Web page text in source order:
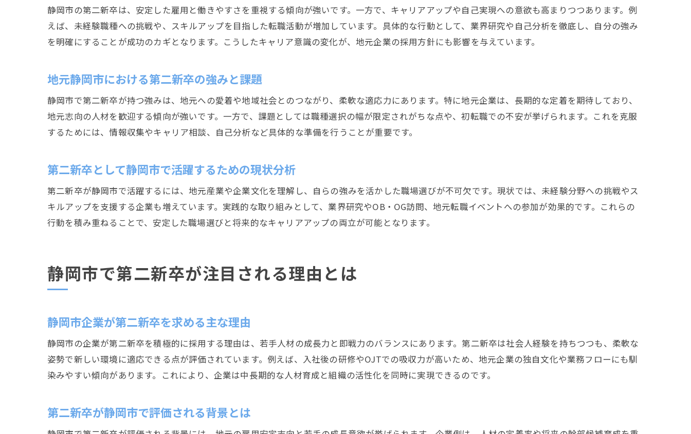
静岡市で第二新卒が転職先を選ぶ際の工夫
第二新卒の転職活動を静岡市で進める際の注意点
第二新卒が静岡市で転職に成功する秘訣
第二新卒が静岡市転職市場で差をつける方法
静岡市で第二新卒が採用されやすいポイント
静岡市で第二新卒として評価を高める実践法
第二新卒が未経験分野に転職する際の心構え
静岡市で第二新卒が異業種へ挑戦する方法
静岡市の企業は第二新卒の挑戦をどう評価するか
第二新卒が静岡市で選ばれる理由を深掘り
静岡市の転職市場で目立つ第二新卒の特徴
第二新卒が静岡市企業で評価される強み
静岡市の第二新卒は、安定した雇用と働きやすさを重視する傾向が強いです。一方で、キャリアアップや自己実現への意欲も高まりつつあります。例
えば、未経験職種への挑戦や、スキルアップを目指した転職活動が増加しています。具体的な行動として、業界研究や自己分析を徹底し、自分の強み
を明確にすることが成功のカギとなります。こうしたキャリア意識の変化が、地元企業の採用方針にも影響を与えています。
地元静岡市における第二新卒の強みと課題
静岡市で第二新卒が持つ強みは、地元への愛着や地域社会とのつながり、柔軟な適応力にあります。特に地元企業は、長期的な定着を期待しており、
地元志向の人材を歓迎する傾向が強いです。一方で、課題としては職種選択の幅が限定されがちな点や、初転職での不安が挙げられます。これを克服
するためには、情報収集やキャリア相談、自己分析など具体的な準備を行うことが重要です。
第二新卒として静岡市で活躍するための現状分析
第二新卒が静岡市で活躍するには、地元産業や企業文化を理解し、自らの強みを活かした職場選びが不可欠です。現状では、未経験分野への挑戦やス
キルアップを支援する企業も増えています。実践的な取り組みとして、業界研究やOB・OG訪問、地元転職イベントへの参加が効果的です。これらの
行動を積み重ねることで、安定した職場選びと将来的なキャリアアップの両立が可能となります。
静岡市で第二新卒が注目される理由とは
静岡市企業が第二新卒を求める主な理由
静岡市の企業が第二新卒を積極的に採用する理由は、若手人材の成長力と即戦力のバランスにあります。第二新卒は社会人経験を持ちつつも、柔軟な
姿勢で新しい環境に適応できる点が評価されています。例えば、入社後の研修やOJTでの吸収力が高いため、地元企業の独自文化や業務フローにも馴
染みやすい傾向があります。これにより、企業は中長期的な人材育成と組織の活性化を同時に実現できるのです。
第二新卒が静岡市で評価される背景とは